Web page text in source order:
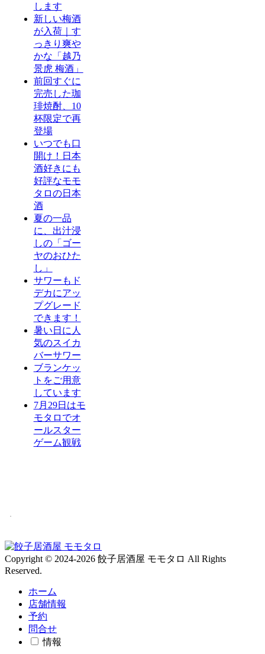
します
新しい梅酒
が入荷｜す
っきり爽や
かな「越乃
景虎 梅酒」
前回すぐに
完売した珈
琲焼酎、10
杯限定で再
登場
いつでも口
開け！日本
酒好きにも
好評なモモ
タロの日本
酒
夏の一品
に、出汁浸
しの「ゴー
ヤのおひた
し」
サワーもド
デカにアッ
プグレード
できます！
暑い日に人
気のスイカ
バーサワー
ブランケッ
トをご用意
しています
7月29日はモ
モタロでオ
ールスター
ゲーム観戦
Copyright © 2024-2026 餃子居酒屋 モモタロ All Rights
Reserved.
ホーム
店舗情報
予約
問合せ
情報